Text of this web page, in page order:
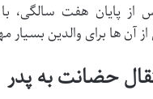
پایان هفت سالگی، با
آن ها برای والدین
حضانت به پدر